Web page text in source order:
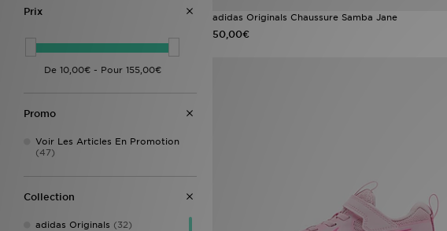
On Running
Speedo(1)
Timberland(1)
Under Armour
Prix
Promo
Voir Les Articles En Promotion
(47)
Collection
adidas Originals (32)
adidas Originals Chaussure Samba Jane
50,00€